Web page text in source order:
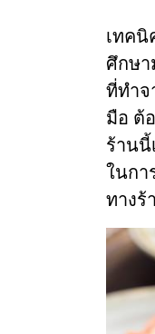
เทคนิ
ศึกษา
ที่ทำจ
มือ ต้
ร้านนี้
ในกา
ทางร้